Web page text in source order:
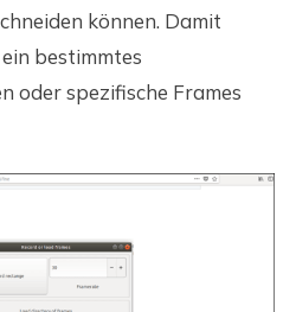
können. Damit
bestimmtes
oder spezifische Frames